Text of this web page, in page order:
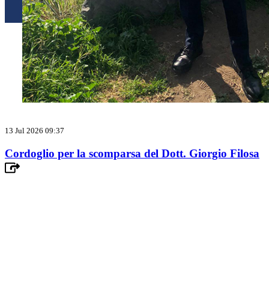
13 Jul 2026 09:37
Cordoglio per la scomparsa del Dott. Giorgio Filosa